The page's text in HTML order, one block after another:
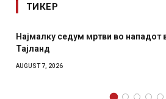
ТИКЕР
СОЗИС: Украинците повеќе им
отколку на Зеленски
AUGUST 7, 2026